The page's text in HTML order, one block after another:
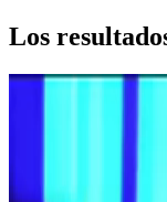
Los